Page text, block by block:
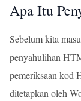
Apa Itu
Sebelum kita
penyahulihan
pemeriksaan kod
ditetapkan oleh